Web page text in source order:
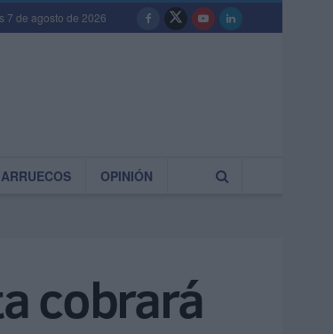
7 de agosto de 2026
OPINIÓN
cobrará